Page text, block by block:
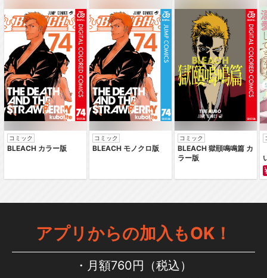
てーきゅう 8期
てーきゅう 9期
閉じる
コミック
BLEACH カラー版
コミック
BLEACH モノクロ版
コミック
BLEACH 獄頤鳴鳴篇 カ
ラー版
アプリからの加入もOK！
月額760円（税込）